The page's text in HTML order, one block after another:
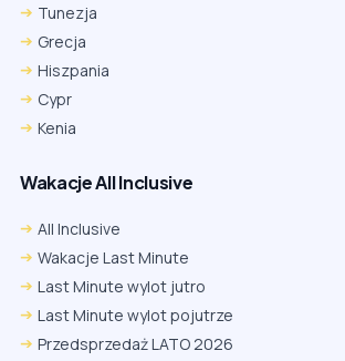
Tunezja
Grecja
Hiszpania
Cypr
Kenia
Wakacje All Inclusive
All Inclusive
Wakacje Last Minute
Last Minute wylot jutro
Last Minute wylot pojutrze
Przedsprzedaż LATO 2026